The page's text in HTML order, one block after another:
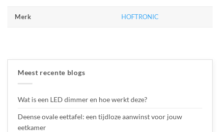
Merk HOFTRONIC
Meest recente blogs
Wat is een LED dimmer en hoe werkt deze?
Deense ovale eettafel: een tijdloze aanwinst voor jouw
eetkamer